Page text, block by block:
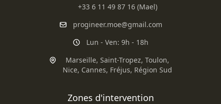
+33 6 11 49 87 16 (Mael)
progineer.moe@gmail.com
Lun - Ven: 9h - 18h
Marseille, Saint-Tropez, Toulon,
Nice, Cannes, Fréjus, Région Sud
Zones d'intervention